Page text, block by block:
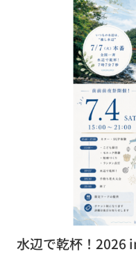
水辺で乾杯！2026